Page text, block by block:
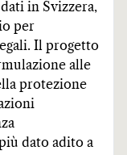
in Svizzera,
per
Il progetto
alle
protezione
dato adito a